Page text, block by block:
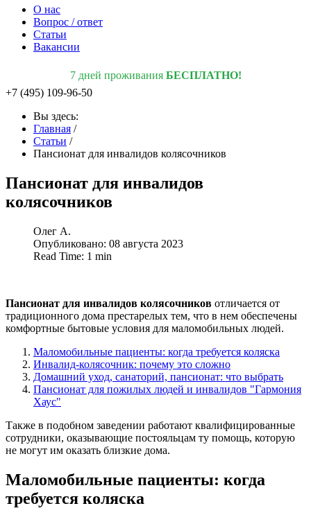
О нас
Вопрос / ответ
Статьи
Вакансии
7 дней проживания БЕСПЛАТНО!
+7 (495) 109-96-50
Вы здесь:
Главная /
Статьи /
Пансионат для инвалидов колясочников
Пансионат для инвалидов
колясочников
Олег А.
Опубликовано: 08 августа 2023
Read Time: 1 min
Пансионат для инвалидов колясочников отличается от
традиционного дома престарелых тем, что в нем обеспечены
комфортные бытовые условия для маломобильных людей.
Маломобильные пациенты: когда требуется коляска
Инвалид-колясочник: почему это сложно
Домашний уход, санаторий, пансионат: что выбрать
Пансионат для пожилых людей и инвалидов "Гармония
Хаус"
Также в подобном заведении работают квалифицированные
сотрудники, оказывающие постояльцам ту помощь, которую
не могут им оказать близкие дома.
Маломобильные пациенты: когда
требуется коляска